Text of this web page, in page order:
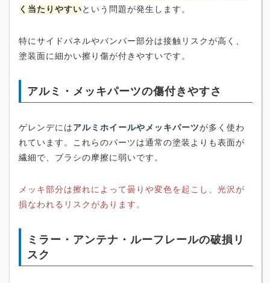
く当たりやすいという問題が発生します。
特にサイドパネルやバンパー部分は接触リスクが高く、
塗装面に細かい擦り傷が付きやすいです。
アルミ・メッキパーツの傷付きやすさ
ゲレンデにはアルミホイールやメッキパーツが多く使わ
れています。これらのパーツは通常の塗装よりも表面が
繊細で、ブラシの摩擦に弱いです。
メッキ部分は擦れによって曇りや変色を起こし、光沢が
損なわれるリスクがあります。
ミラー・アンテナ・ルーフレールの破損リ
スク